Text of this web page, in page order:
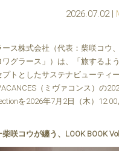
2026.07.02 |
ース株式会社（代表：柴咲コウ
ワグラース」）は、「旅するよ
プトとしたサステナビューティ
（ミヴァコンス）の
を2026年7月2日（木）
咲コウが纏う、LOOK BOOK